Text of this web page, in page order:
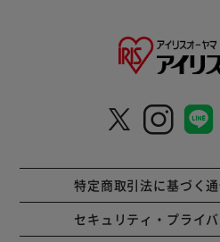
特定商取引法に基づく
セキュリティ・プライ